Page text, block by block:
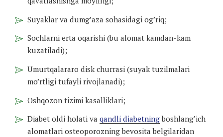
Suyaklar va dumg’aza sohasidagi og’riq;
Sochlarni erta oqarishi (bu alomat kamdan-kam
kuzatiladi);
Umurtqalararo disk churrasi (suyak tuzilmalari
mo’rtligi tufayli rivojlanadi);
Oshqozon tizimi kasalliklari;
Diabet oldi holati va qandli diabetningboshlang’ich
alomatlari osteoporozning bevosita belgilaridan